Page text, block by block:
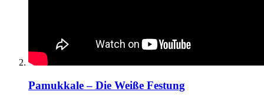
Pamukkale – Die Weiße Festung